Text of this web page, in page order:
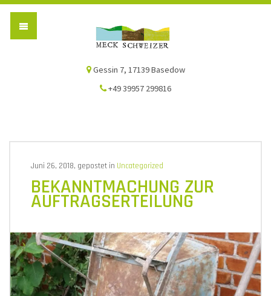
Gessin 7, 17139 Basedow
+49 39957 299816
Juni 26, 2018, gepostet in Uncategorized
BEKANNTMACHUNG ZUR
AUFTRAGSERTEILUNG